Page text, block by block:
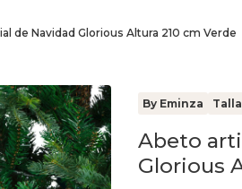
de Navidad Glorious Altura 210 cm Verde
By Eminza
Abeto
Glorious